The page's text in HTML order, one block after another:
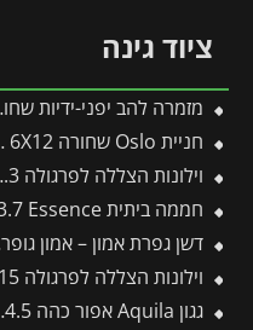
ציוד גינה
מזמרה להב יפני-ידיות שחורות (205mm) קו CUT
חניית Oslo שחורה 6X12 מבית פלרם – Canopia
וילונות הצללה לפרגולה 3X7.3 מבית פלרם – Canopia
חממה ביתית 2.4X3.7 Essence מבית פלרם – Canopia
דשן גפרת אמון – אמון גופרתי – 1 ק"ג
וילונות הצללה לפרגולה 3X9.15 מבית פלרם – Canopia
גגון Aquila אפור כהה 0.9X4.5 מבית פלרם – Canopia